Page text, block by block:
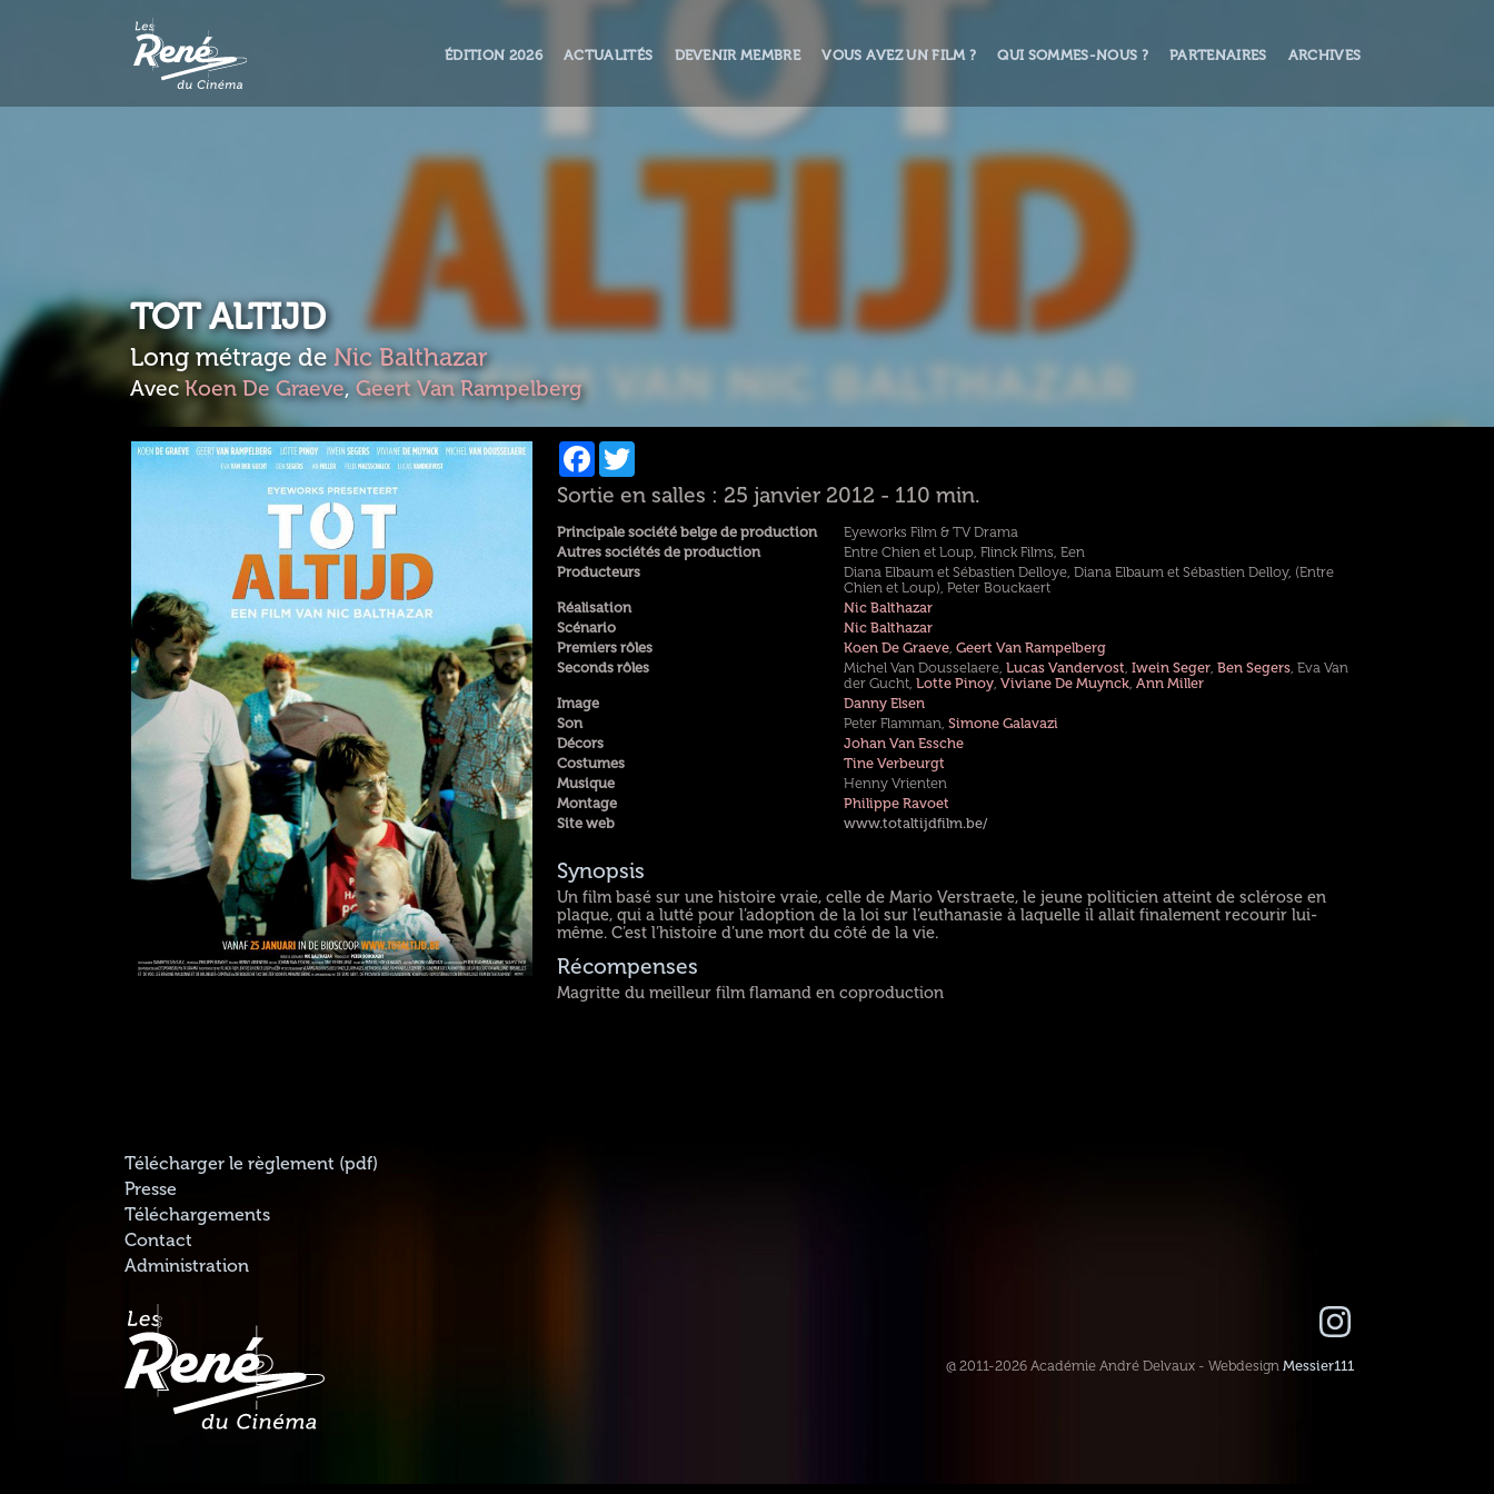
ÉDITION 2026 ACTUALITÉS DEVENIR MEMBRE VOUS AVEZ UN FILM ? QUI SOMMES-NOUS ? PARTENAIRES ARCHIVES
TOT ALTIJD
Long métrage deNic Balthazar
AvecKoen De Graeve, Geert Van Rampelberg
Facebook
Sortie en salles : 25 janvier 2012 - 110 min.
Principale société belge de production
Eyeworks Film & TV Drama
Autres sociétés de production
Entre Chien et Loup, Flinck Films, Een
Producteurs
Diana Elbaum et Sébastien Delloye, Diana Elbaum et Sébastien Delloy, (Entre
Chien et Loup), Peter Bouckaert
Réalisation
Nic Balthazar
Scénario
Nic Balthazar
Premiers rôles
Koen De Graeve, Geert Van Rampelberg
Seconds rôles
Michel Van Dousselaere, Lucas Vandervost Iwein Seger, Ben Segers, Eva Van
der Gucht, Lotte Pinoy, Viviane De Muynck, Ann Miller
Image
Danny Elsen
Son
Peter Flamman, Simone Galavazi
Décors
Johan Van Essche
Costumes
Tine Verbeurgt
Musique
Henny Vrienten
Montage
Philippe Ravoet
Site web
www.totaltijdfilm.be/
Synopsis
Un film basé sur une histoire vraie, celle de Mario Verstraete, le jeune politicien atteint de sclérose en
plaque, qui a lutté pour l’adoption de la loi sur l’euthanasie à laquelle il allait finalement recourir lui-
même. C’est l’histoire d’une mort du côté de la vie.
Récompenses
Magritte du meilleur film flamand en coproduction
Télécharger le règlement (pdf)
Presse
Téléchargements
Contact
Administration
@ 2011-2026 Académie André Delvaux - WebdesignMessier111